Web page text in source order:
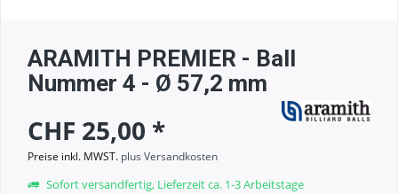
ARAMITH PREMIER - Ball
Nummer 4 - Ø 57,2 mm
CHF 25,00 *
Preise inkl. MWST. plus Versandkosten
Sofort versandfertig, Lieferzeit ca. 1-3 Arbeitstage